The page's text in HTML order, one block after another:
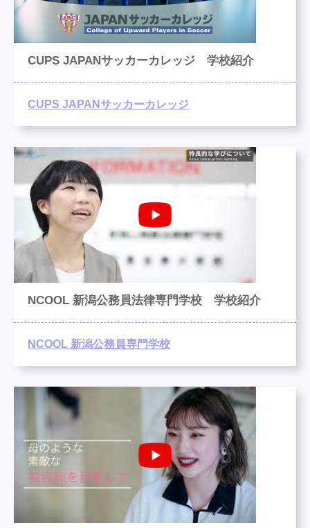
CUPS JAPANサッカーカレッジ 学校紹介
CUPS JAPANサッカーカレッジ
NCOOL 新潟公務員法律専門学校 学校紹介
NCOOL 新潟公務員専門学校